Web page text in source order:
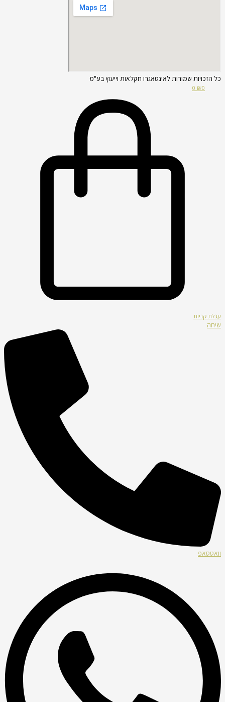
כל הזכויות שמורות לאינטאגרו חקלאות וייעוץ בע"מ
₪0
0
עגלת קניות
שיחה
וואטסאפ